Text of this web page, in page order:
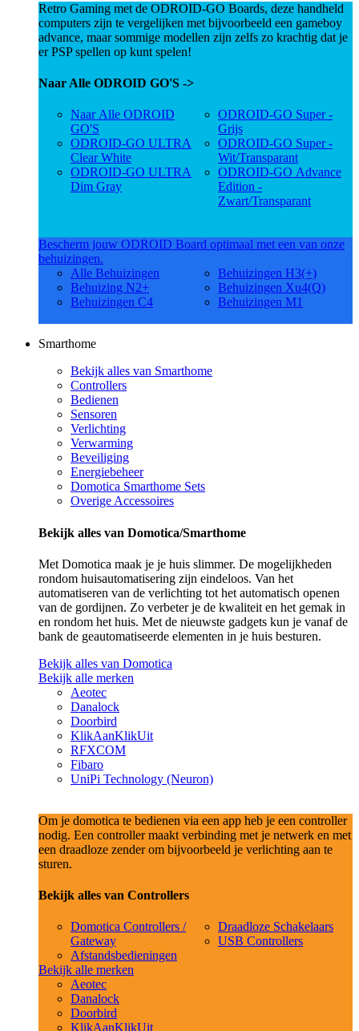
Retro Gaming met de ODROID-GO Boards, deze handheld
computers zijn te vergelijken met bijvoorbeeld een gameboy
advance, maar sommige modellen zijn zelfs zo krachtig dat je
er PSP spellen op kunt spelen!
Naar Alle ODROID GO'S ->
Naar Alle ODROID
GO'S
ODROID-GO ULTRA
Clear White
ODROID-GO ULTRA
Dim Gray
ODROID-GO Super -
Grijs
ODROID-GO Super -
Wit/Transparant
ODROID-GO Advance
Edition -
Zwart/Transparant
Bescherm jouw ODROID Board optimaal met een van onze
behuizingen.
Alle Behuizingen
Behuizing N2+
Behuizingen C4
Behuizingen H3(+)
Behuizingen Xu4(Q)
Behuizingen M1
Smarthome
Bekijk alles van Smarthome
Controllers
Bedienen
Sensoren
Verlichting
Verwarming
Beveiliging
Energiebeheer
Domotica Smarthome Sets
Overige Accessoires
Bekijk alles van Domotica/Smarthome
Met Domotica maak je je huis slimmer. De mogelijkheden
rondom huisautomatisering zijn eindeloos. Van het
automatiseren van de verlichting tot het automatisch openen
van de gordijnen. Zo verbeter je de kwaliteit en het gemak in
en rondom het huis. Met de nieuwste gadgets kun je vanaf de
bank de geautomatiseerde elementen in je huis besturen.
Bekijk alles van Domotica
Bekijk alle merken
Aeotec
Danalock
Doorbird
KlikAanKlikUit
RFXCOM
Fibaro
UniPi Technology (Neuron)
Om je domotica te bedienen via een app heb je een controller
nodig. Een controller maakt verbinding met je netwerk en met
een draadloze zender om bijvoorbeeld je verlichting aan te
sturen.
Bekijk alles van Controllers
Domotica Controllers /
Gateway
Afstandsbedieningen
Draadloze Schakelaars
USB Controllers
Bekijk alle merken
Aeotec
Danalock
Doorbird
KlikAanKlikUit